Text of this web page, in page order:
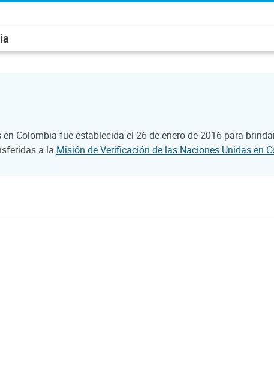
Colombia fue establecida el 26 de enero de 2016 para
a la Misión de Verificación de las Naciones Unidas en